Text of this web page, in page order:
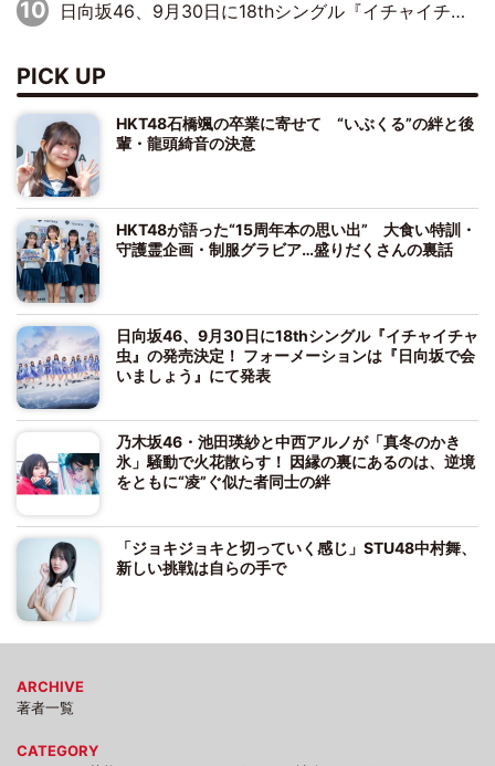
日向坂46、9月30日に18thシングル『イチャイチャ虫』の発売決定！ フォーメーションは『日向坂で会いましょう』にて発表
PICK UP
HKT48石橋颯の卒業に寄せて “いぶくる”の絆と後
輩・龍頭綺音の決意
HKT48が語った“15周年本の思い出” 大食い特訓・
守護霊企画・制服グラビア…盛りだくさんの裏話
日向坂46、9月30日に18thシングル『イチャイチャ
虫』の発売決定！ フォーメーションは『日向坂で会
いましょう』にて発表
乃木坂46・池田瑛紗と中西アルノが「真冬のかき
氷」騒動で火花散らす！ 因縁の裏にあるのは、逆境
をともに“凌”ぐ似た者同士の絆
「ジョキジョキと切っていく感じ」STU48中村舞、
新しい挑戦は自らの手で
ARCHIVE
著者一覧
CATEGORY